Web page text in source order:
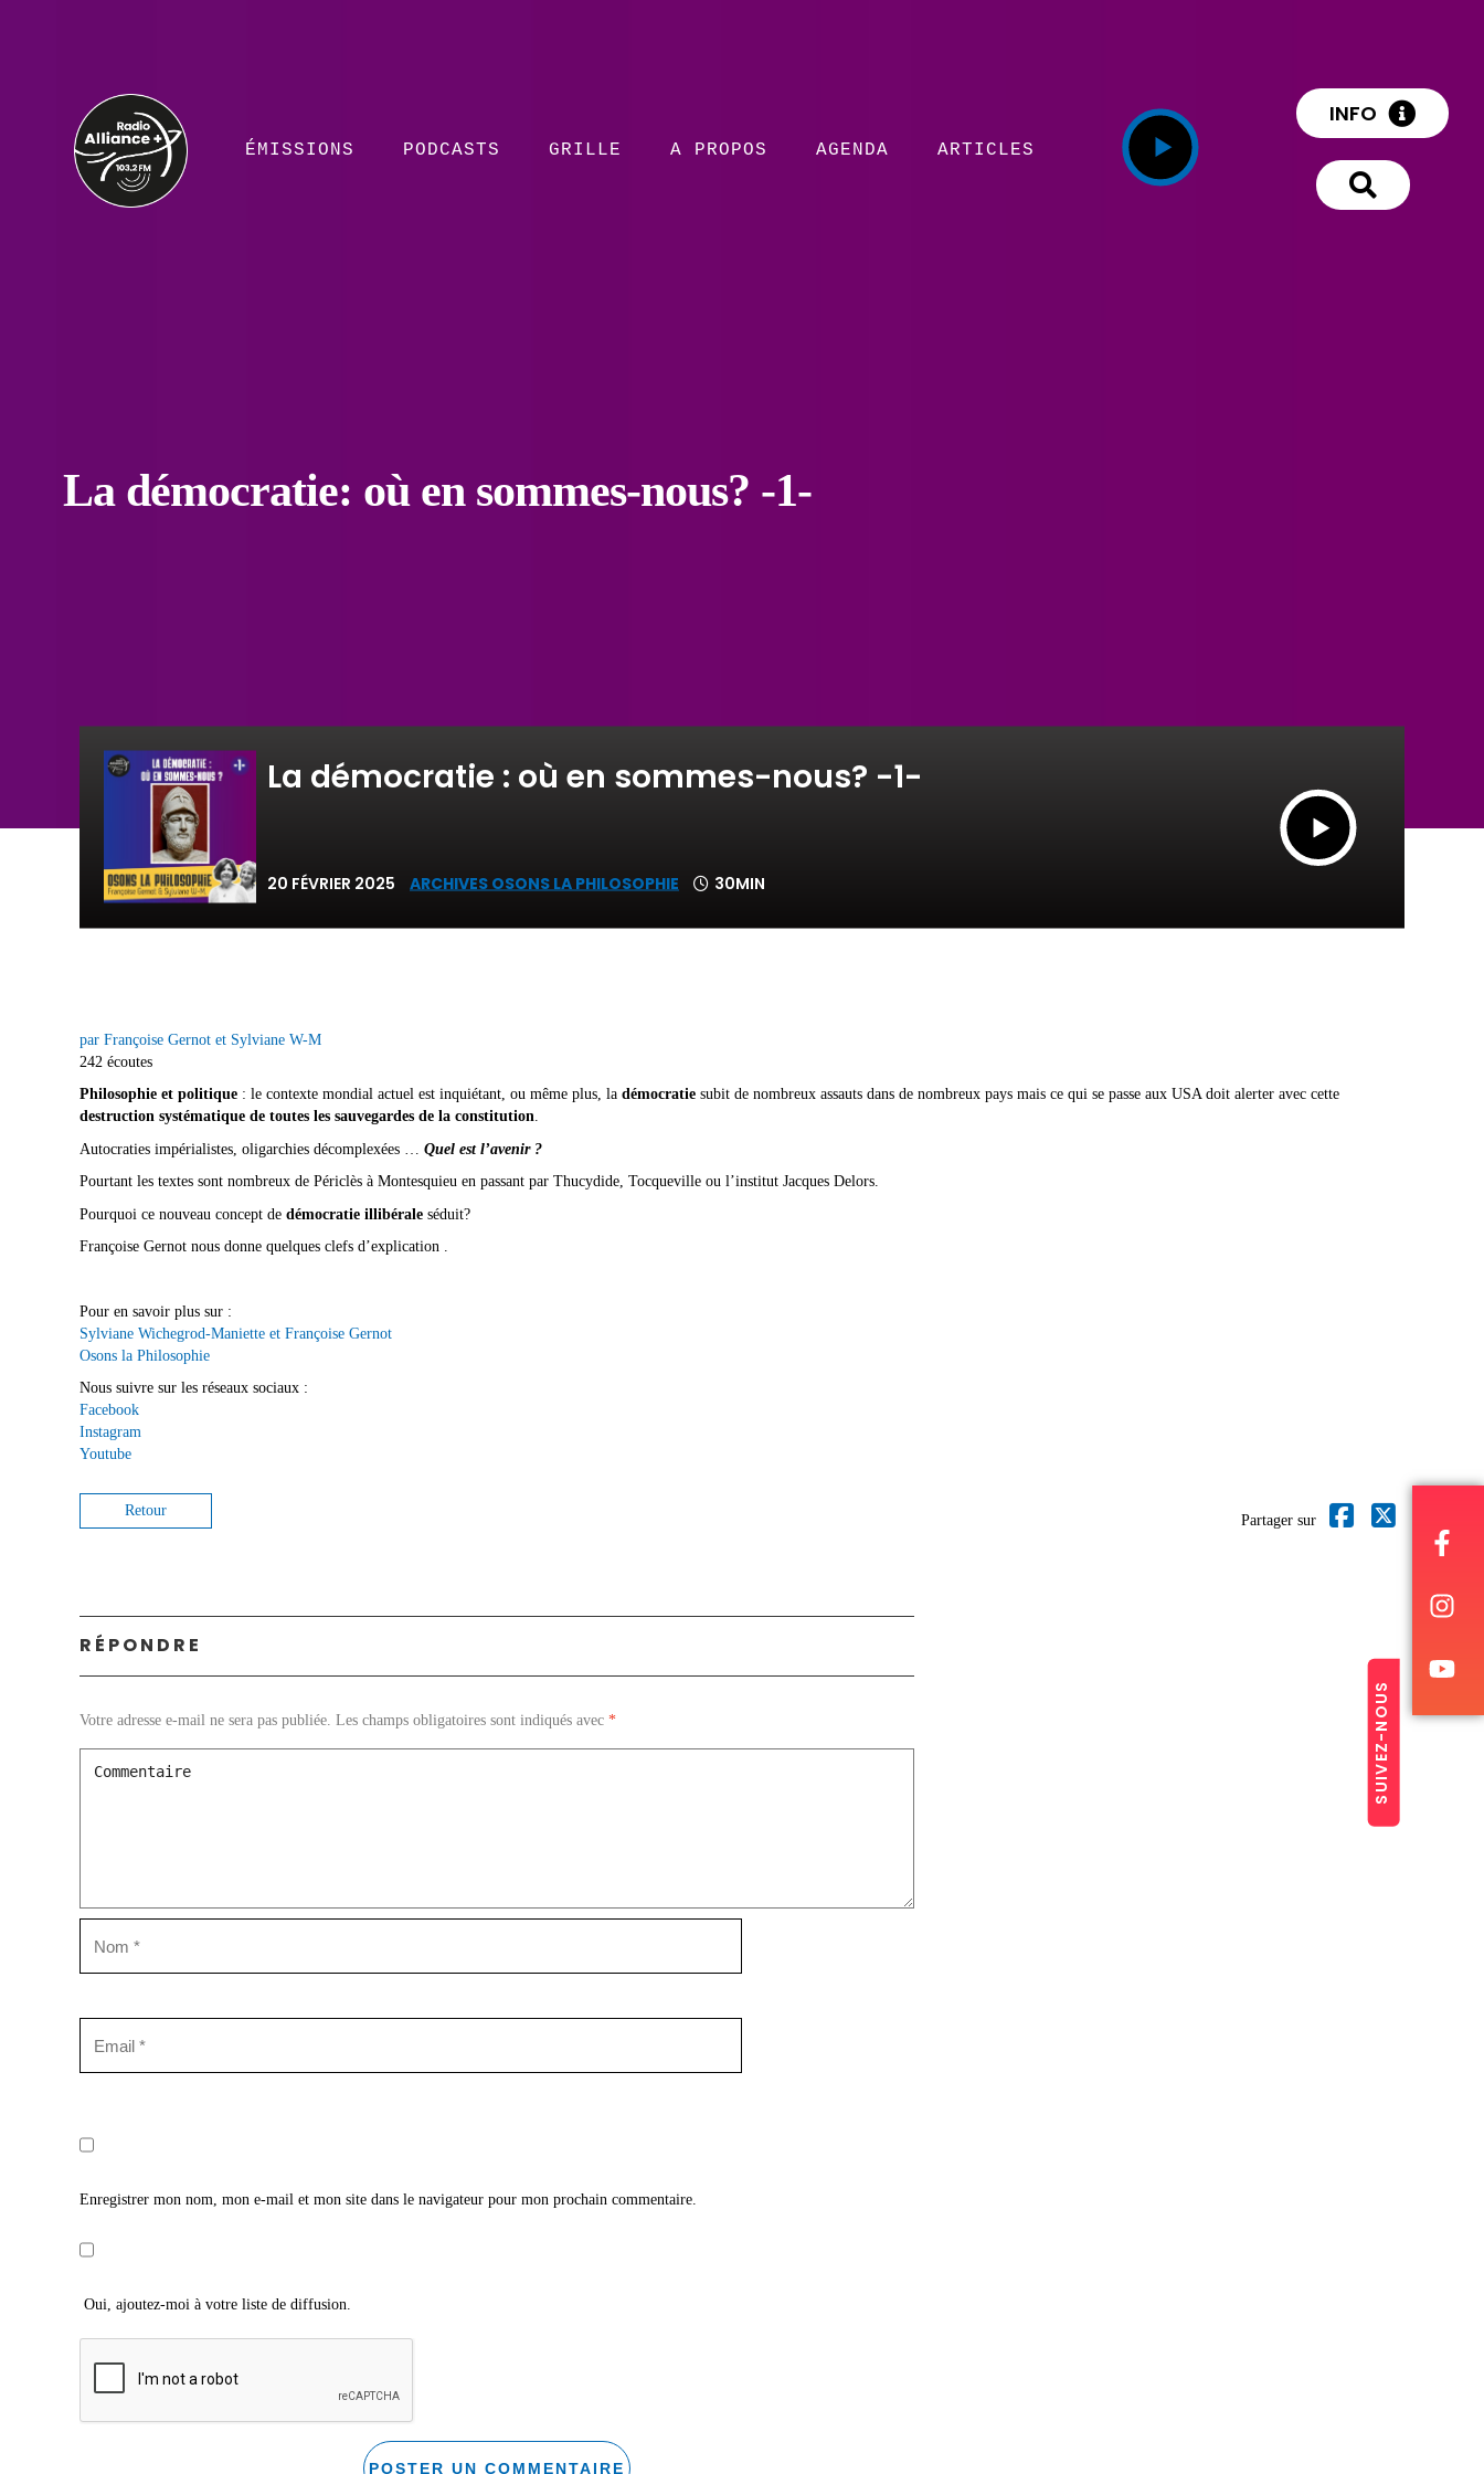
ÉMISSIONS PODCASTS GRILLE A PROPOS AGENDA ARTICLES
INFO
SUIVEZ-NOUS
La démocratie: où en sommes-nous? -1-
La démocratie : où en sommes-nous? -1-
20 FÉVRIER 2025 ARCHIVES OSONS LA PHILOSOPHIE 30MIN
par Françoise Gernot et Sylviane W-M
242 écoutes
Philosophie et politique : le contexte mondial actuel est inquiétant, ou même plus, la démocratie subit de nombreux assauts dans de nombreux pays mais ce qui se passe aux USA doit alerter avec cette
destruction systématique de toutes les sauvegardes de la constitution.
Autocraties impérialistes, oligarchies décomplexées … Quel est l’avenir ?
Pourtant les textes sont nombreux de Périclès à Montesquieu en passant par Thucydide, Tocqueville ou l’institut Jacques Delors.
Pourquoi ce nouveau concept de démocratie illibérale séduit?
Françoise Gernot nous donne quelques clefs d’explication .
Pour en savoir plus sur :
Sylviane Wichegrod-Maniette et Françoise Gernot
Osons la Philosophie
Nous suivre sur les réseaux sociaux :
Facebook
Instagram
Youtube
Retour
Partager sur
RÉPONDRE
Votre adresse e-mail ne sera pas publiée. Les champs obligatoires sont indiqués avec *
Enregistrer mon nom, mon e-mail et mon site dans le navigateur pour mon prochain commentaire.
Oui, ajoutez-moi à votre liste de diffusion.